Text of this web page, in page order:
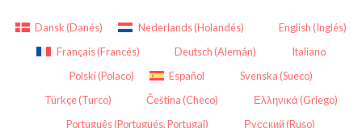
Dansk (Danés) Nederlands(Holandés) English (Inglés)
Français(Francés) Deutsch (Alemán)
Italiano
Polski(Polaco) Español Svenska (Sueco)
Türkçe(Turco) Čeština (Checo) Ελληνικά (Griego)
Português(Portugués, Portugal) Русский(Ruso)